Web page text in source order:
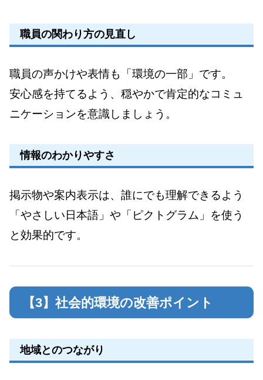
職員の関わり方の見直し
職員の声かけや表情も「環境の一部」です。
安心感を持てるよう、穏やかで肯定的なコミュ
ニケーションを意識しましょう。
情報のわかりやすさ
掲示物や案内表示は、誰にでも理解できるよう
「やさしい日本語」や「ピクトグラム」を使う
と効果的です。
【3】社会的環境の改善ポイント
地域とのつながり